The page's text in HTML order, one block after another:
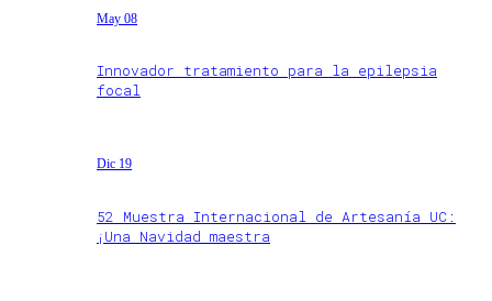
May 08
Innovador tratamiento para la epilepsia
focal
Dic 19
52 Muestra Internacional de Artesanía UC:
¡Una Navidad maestra